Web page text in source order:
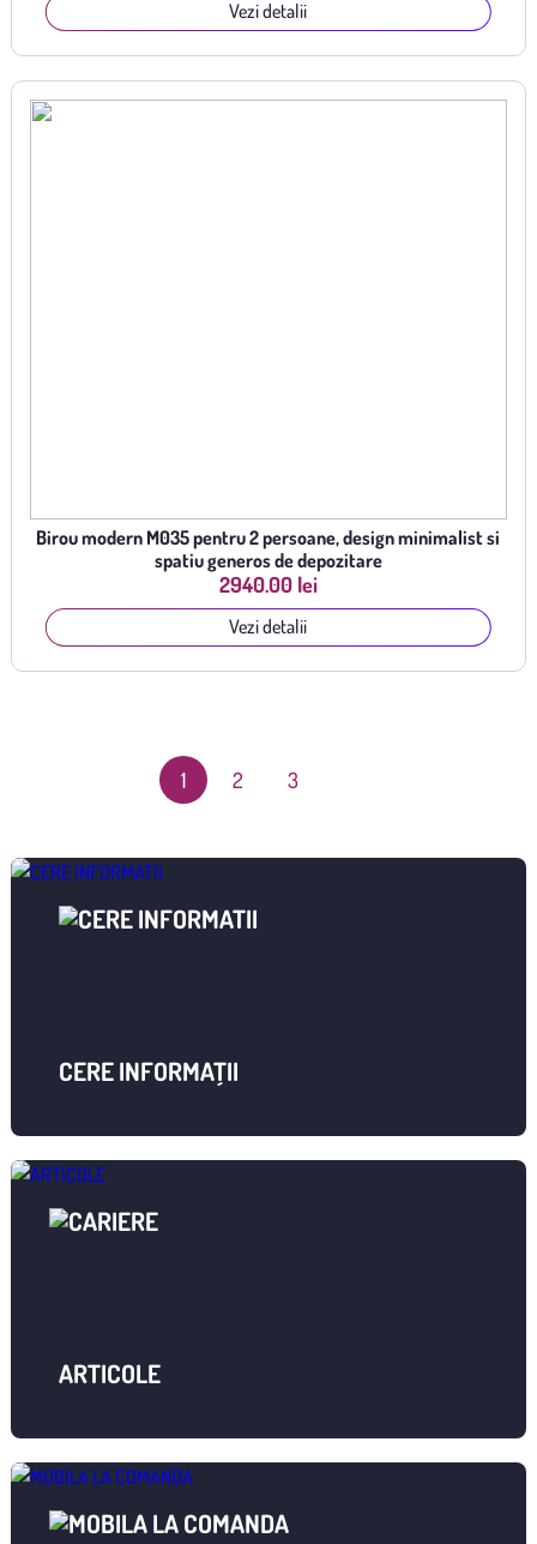
Vezi detalii
Birou modern M035 pentru 2 persoane, design minimalist si
spatiu generos de depozitare
2940.00 lei
Vezi detalii
1 2 3
CERE INFORMAȚII
ARTICOLE